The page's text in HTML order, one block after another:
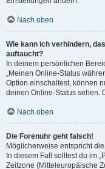
Nach oben
Wie kann ich verhindern,
auftaucht?
In deinem persönlichen
„Meinen Online-Status
Option einschaltest, können
deinen Online-Status sehen.
Nach oben
Die Forenuhr geht falsch!
Möglicherweise entspricht
In diesem Fall solltest du im
Zeitzone (Mitteleuropäische